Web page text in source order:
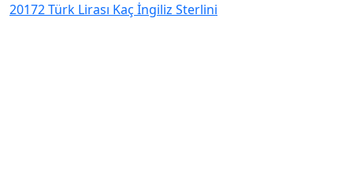
20172 Türk Lirası Kaç İngiliz Sterlini